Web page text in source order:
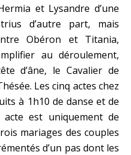
et Lysandre d’une
d’autre part, mais
Obéron et Titania,
au déroulement,
d’âne, le Cavalier de
Les cinq actes chez
à 1h10 de danse et de
est uniquement de
mariages des couples
d’un pas dont les